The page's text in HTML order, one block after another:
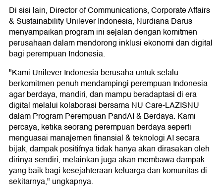
Di sisi lain, Director of Communications, Corporate Affairs
& Sustainability Unilever Indonesia, Nurdiana Darus
menyampaikan program ini sejalan dengan komitmen
perusahaan dalam mendorong inklusi ekonomi dan digital
bagi perempuan Indonesia.
"Kami Unilever Indonesia berusaha untuk selalu
berkomitmen penuh mendampingi perempuan Indonesia
agar berdaya, mandiri, dan mampu beradaptasi di era
digital melalui kolaborasi bersama NU Care-LAZISNU
dalam Program Perempuan PandAI & Berdaya. Kami
percaya, ketika seorang perempuan berdaya seperti
menguasai manajemen finansial & teknologi AI secara
bijak, dampak positifnya tidak hanya akan dirasakan oleh
dirinya sendiri, melainkan juga akan membawa dampak
yang baik bagi kesejahteraan keluarga dan komunitas di
sekitarnya," ungkapnya.